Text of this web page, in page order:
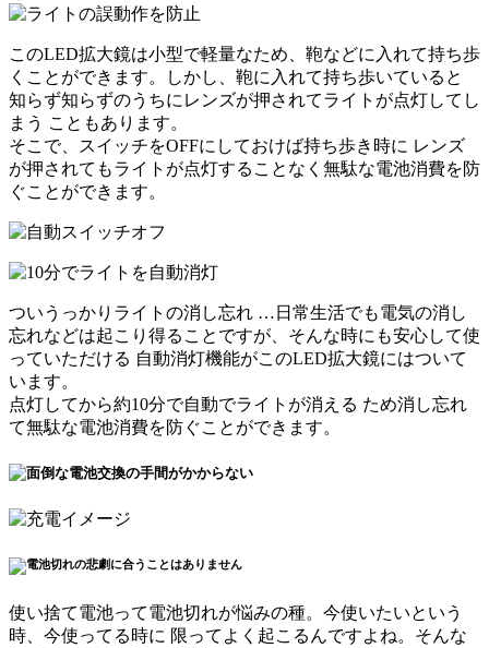
このLED拡大鏡は小型で軽量なため、鞄などに入れて持ち歩
くことができます。しかし、鞄に入れて持ち歩いていると
知らず知らずのうちにレンズが押されてライトが点灯してし
まう こともあります。
そこで、スイッチをOFFにしておけば持ち歩き時に レンズ
が押されてもライトが点灯することなく無駄な電池消費を防
ぐことができます。
ついうっかりライトの消し忘れ …日常生活でも電気の消し
忘れなどは起こり得ることですが、そんな時にも安心して使
っていただける 自動消灯機能がこのLED拡大鏡にはついて
います。
点灯してから約10分で自動でライトが消える ため消し忘れ
て無駄な電池消費を防ぐことができます。
使い捨て電池って電池切れが悩みの種。今使いたいという
時、今使ってる時に 限ってよく起こるんですよね。そんな